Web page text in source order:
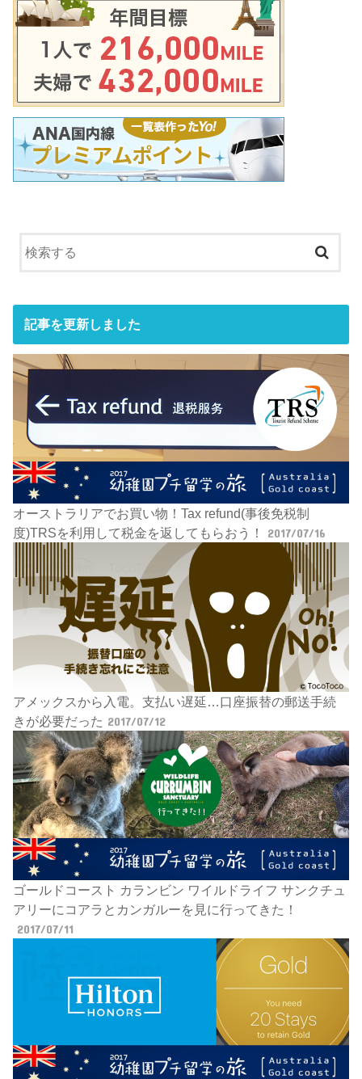
記事を更新しました
オーストラリアでお買い物！Tax refund(事後免税制
度)TRSを利用して税金を返してもらおう！
2017/07/16
アメックスから入電。支払い遅延…口座振替の郵送手続
きが必要だった 2017/07/12
ゴールドコースト カランビン ワイルドライフ サンクチュ
アリーにコアラとカンガルーを見に行ってきた！
2017/07/11